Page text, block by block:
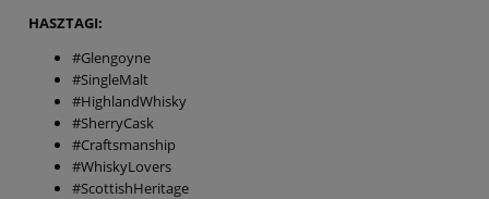
HASZTAGI:
#Glengoyne
#SingleMalt
#HighlandWhisky
#SherryCask
#Craftsmanship
#WhiskyLovers
#ScottishHeritage